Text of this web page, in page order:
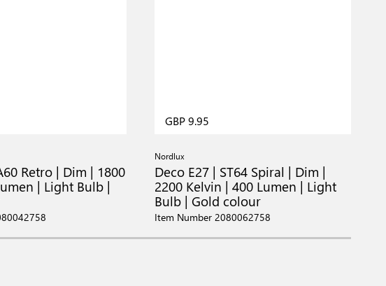
Retro | Dim | 1800
| Light Bulb |
GBP 9.95
Nordlux
Deco E27 | ST64 Spiral | Dim |
2200 Kelvin | 400 Lumen | Light
Bulb | Gold colour
Item Number 2080062758